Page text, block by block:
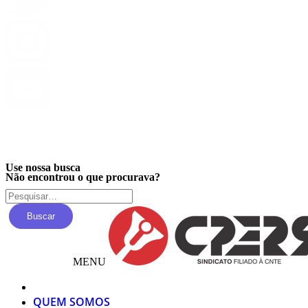
Não encontrou o que procurava?
Use nossa busca
Buscar
MENU
QUEM SOMOS